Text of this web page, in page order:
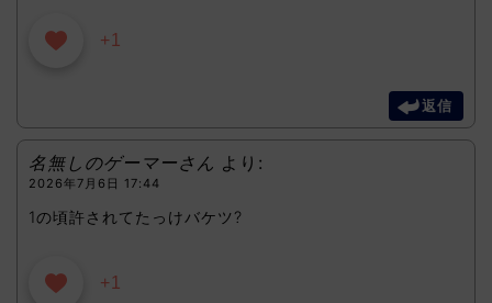
+1
返信
名無しのゲーマーさん より:
2026年7月6日 17:44
1の頃許されてたっけバケツ?
+1